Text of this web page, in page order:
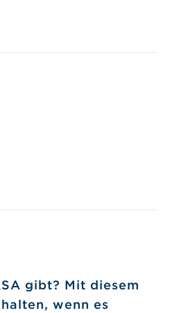
gibt? Mit diesem
wenn es